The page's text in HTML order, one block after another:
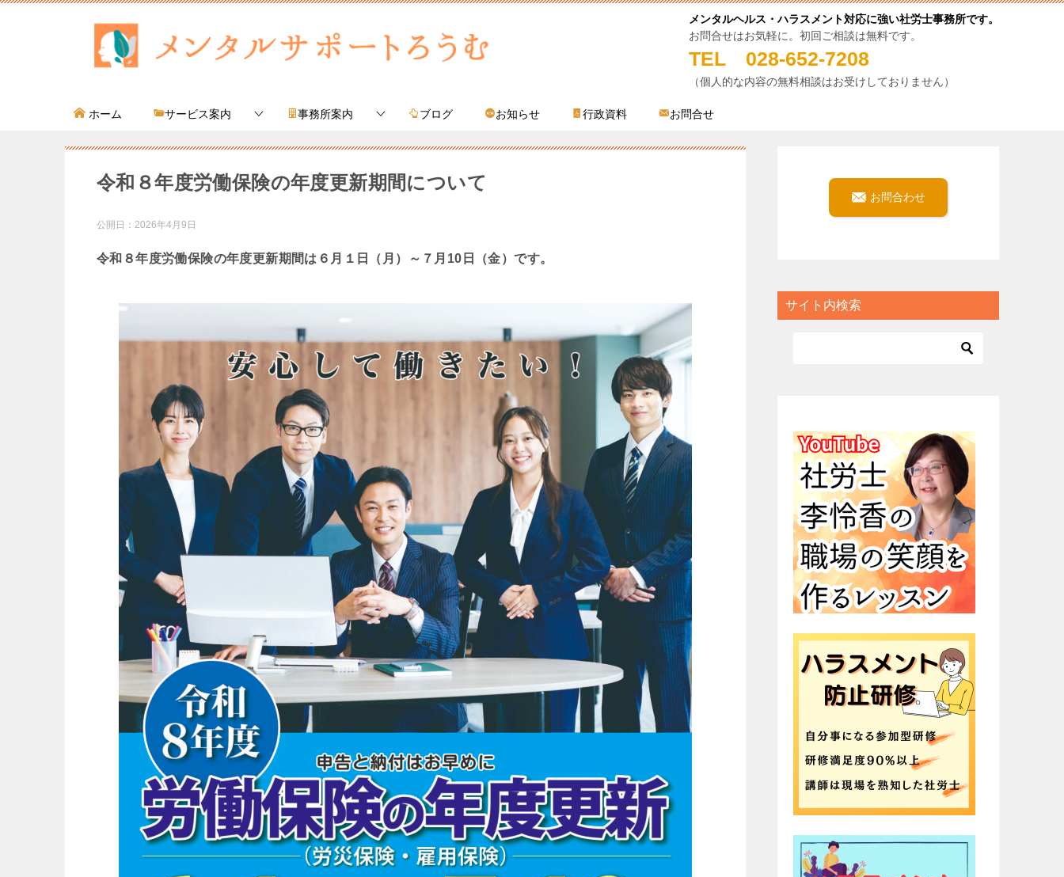
メンタルヘルス・ハラスメント対応に強い社労士事務所です。
お問合せはお気軽に。初回ご相談は無料です。
TEL 028-652-7208
（個人的な内容の無料相談はお受けしておりません）
ホーム サービス案内 事務所案内 ブログ お知らせ 行政資料 お問合せ
令和８年度労働保険の年度更新期間について
公開日： 2026年4月9日
令和８年度労働保険の年度更新期間は ６月１日（月）～７月10日（金）です。
お問合わせ
サイト内検索